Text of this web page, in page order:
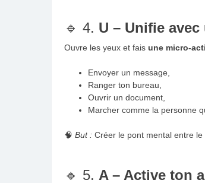
🔹 4. U – Unifie
Ouvre les yeux et fais une micro-
Envoyer un message,
Ranger ton bureau,
Ouvrir un document,
Marcher comme la personne
🧠 But : Créer le pont mental entre le
🔹 5. A – Active ton